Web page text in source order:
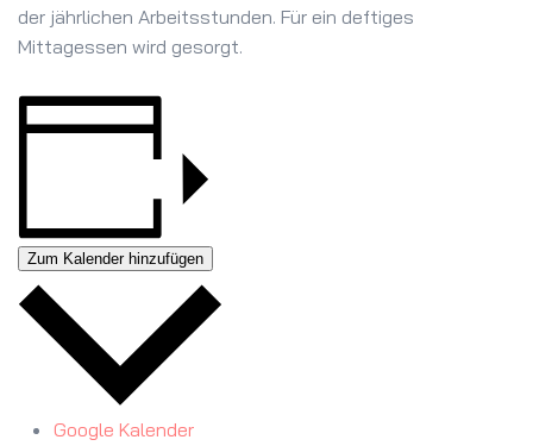
der jährlichen Arbeitsstunden. Für ein deftiges
Mittagessen wird gesorgt.
Zum Kalender hinzufügen
Google Kalender